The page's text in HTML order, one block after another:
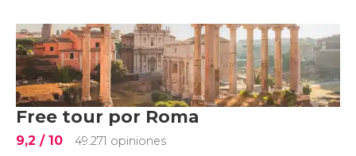
Free tour por Roma
9,2 / 10
49.271 opiniones